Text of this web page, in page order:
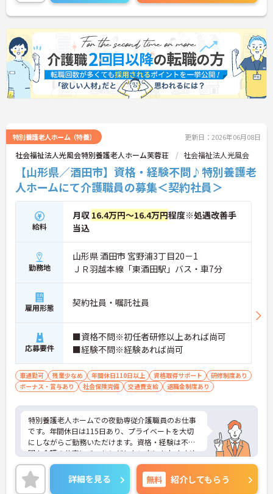
特別養護老人ホーム（特養） 更新日：2026年06月08日
社会福祉法人光風会特別養護老人ホーム芙蓉荘 社会福祉法人光風会
【山形県／酒田市】資格・経験不問♪特別養護老
人ホームにて介護職員の募集＜契約社員＞
給料
月収 16.4万円～16.4万円程度※処遇改善手
当込
勤務地
山形県 酒田市 宮野浦3丁目20－1
ＪＲ羽越本線「東酒田駅」バス・車7分
雇用形態 契約社員・嘱託社員
応募要件
■資格不問※初任者研修以上あれば尚可
■経験不問※経験あれば尚可
車通勤可 残業少なめ 年間休日110日以上 資格取得サポート
研修制度あり
ボーナス・賞与あり
社会保険完備 交通費支給 退職金制度あり
特別養護老人ホームでの夜勤専従介護職員のお仕事
です。年間休日は115日あり、プライベートを大切
にしながらご勤務いただけます。資格・経験は不
問！介護の仕事にチャレンジしたい方にもおすすめ
です。ご興味のある方には、面接対策ポイントなど
さらに詳細をお話いたしますので、お気軽にご相談
ください。
詳細を見る 無料 紹介してもらう